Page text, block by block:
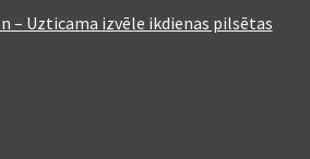
– Uzticama izvēle ikdienas pilsētas